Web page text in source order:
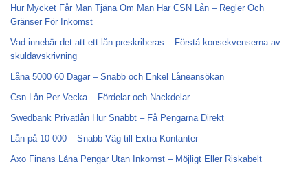
Hur Mycket Får Man Tjäna Om Man Har CSN Lån – Regler Och
Gränser För Inkomst
Vad innebär det att ett lån preskriberas – Förstå konsekvenserna av
skuldavskrivning
Låna 5000 60 Dagar – Snabb och Enkel Låneansökan
Csn Lån Per Vecka – Fördelar och Nackdelar
Swedbank Privatlån Hur Snabbt – Få Pengarna Direkt
Lån på 10 000 – Snabb Väg till Extra Kontanter
Axo Finans Låna Pengar Utan Inkomst – Möjligt Eller Riskabelt